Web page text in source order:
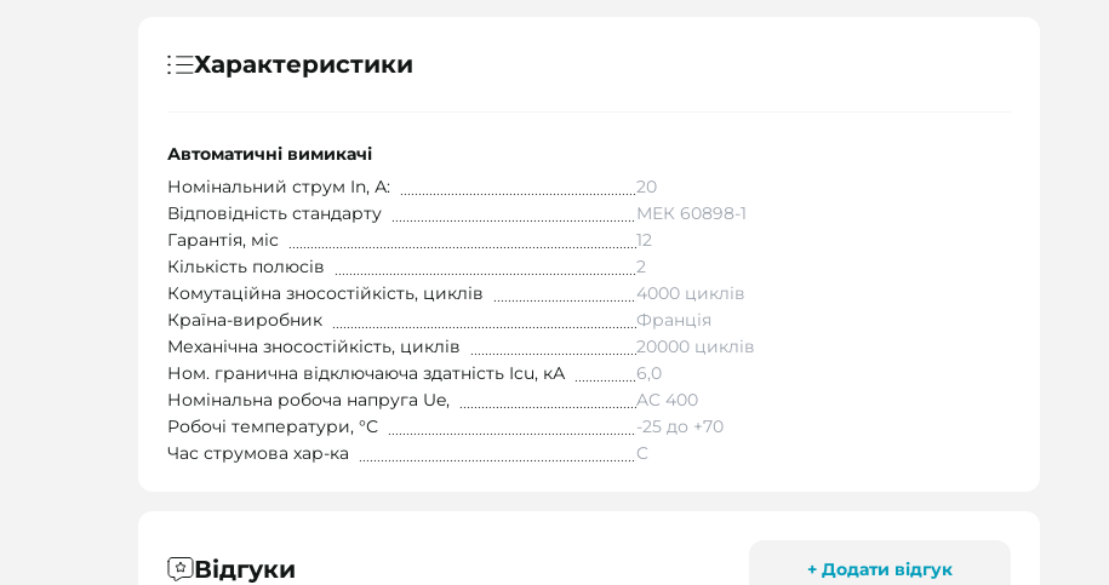
Характеристики
Автоматичні вимикачі
Номінальний струм In, А:
20
Відповідність стандарту
МЕК 60898-1
Гарантія, міс
12
Кількість полюсів
2
Комутаційна зносостійкість, циклів
4000 циклів
Країна-виробник
Франція
Механічна зносостійкість, циклів
20000 циклів
Ном. гранична відключаюча здатність Icu, кА
6,0
Номінальна робоча напруга Ue,
AC 400
Робочі температури, °С
-25 до +70
Час струмова хар-ка
C
Відгуки + Додати відгук